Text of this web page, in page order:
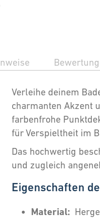
Verleihe deinem
charmanten Akzent
farbenfrohe
für Verspieltheit im
Das hochwertig
und zugleich
Eigenschaften
Material: